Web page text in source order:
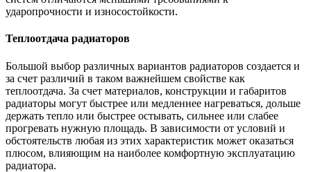
ударопрочности и износостойкости.
Теплоотдача радиаторов
Большой выбор различных вариантов радиаторов создается и
за счет различий в таком важнейшем свойстве как
теплоотдача. За счет материалов, конструкции и габаритов
радиаторы могут быстрее или медленнее нагреваться, дольше
держать тепло или быстрее остывать, сильнее или слабее
прогревать нужную площадь. В зависимости от условий и
обстоятельств любая из этих характеристик может оказаться
плюсом, влияющим на наиболее комфортную эксплуатацию
радиатора.